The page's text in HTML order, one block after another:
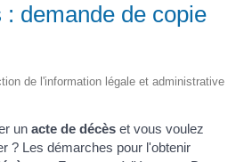
demande de copie
de l'information légale et administrative
un acte de décès et vous voulez
? Les démarches pour l'obtenir